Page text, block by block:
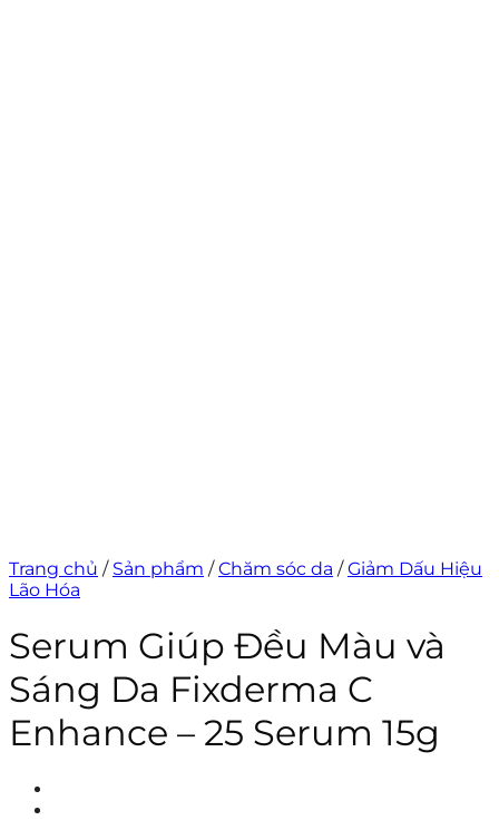
Trang chủ / Sản phẩm / Chăm sóc da / Giảm Dấu Hiệu
Lão Hóa
Serum Giúp Đều Màu và
Sáng Da Fixderma C
Enhance – 25 Serum 15g